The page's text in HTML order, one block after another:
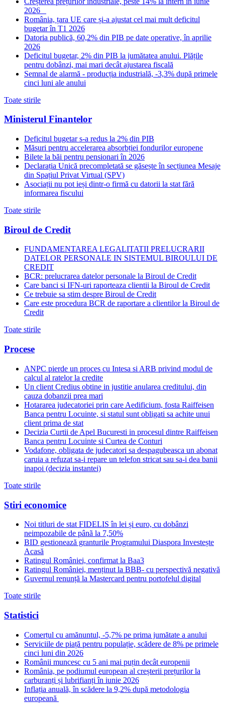
2026
România, țara UE care și-a ajustat cel mai mult deficitul
bugetar în T1 2026
Datoria publică, 60,2% din PIB pe date operative, în aprilie
2026
Deficitul bugetar, 2% din PIB la jumătatea anului. Plățile
pentru dobânzi, mai mari decât ajustarea fiscală
Semnal de alarmă - producția industrială, -3,3% după primele
cinci luni ale anului
Toate stirile
Ministerul Finantelor
Deficitul bugetar s-a redus la 2% din PIB
Măsuri pentru accelerarea absorbției fondurilor europene
Bilete la băi pentru pensionari în 2026
Declarația Unică precompletată se găsește în secțiunea Mesaje
din Spațiul Privat Virtual (SPV)
Asociații nu pot ieși dintr-o firmă cu datorii la stat fără
informarea fiscului
Toate stirile
Biroul de Credit
FUNDAMENTAREA LEGALITATII PRELUCRARII
DATELOR PERSONALE IN SISTEMUL BIROULUI DE
CREDIT
BCR: prelucrarea datelor personale la Biroul de Credit
Care banci si IFN-uri raporteaza clientii la Biroul de Credit
Ce trebuie sa stim despre Biroul de Credit
Care este procedura BCR de raportare a clientilor la Biroul de
Credit
Toate stirile
Procese
ANPC pierde un proces cu Intesa si ARB privind modul de
calcul al ratelor la credite
Un client Credius obtine in justitie anularea creditului, din
cauza dobanzii prea mari
Hotararea judecatoriei prin care Aedificium, fosta Raiffeisen
Banca pentru Locuinte, si statul sunt obligati sa achite unui
client prima de stat
Decizia Curtii de Apel Bucuresti in procesul dintre Raiffeisen
Banca pentru Locuinte si Curtea de Conturi
Vodafone, obligata de judecatori sa despagubeasca un abonat
caruia a refuzat sa-i repare un telefon stricat sau sa-i dea banii
inapoi (decizia instantei)
Toate stirile
Stiri economice
Noi titluri de stat FIDELIS în lei și euro, cu dobânzi
neimpozabile de pânã la 7,50%
BID gestionează granturile Programului Diaspora Investește
Acasă
Ratingul României, confirmat la Baa3
Ratingul României, menținut la BBB- cu perspectivă negativă
Guvernul renunță la Mastercard pentru portofelul digital
Toate stirile
Statistici
Comerțul cu amănuntul, -5,7% pe prima jumătate a anului
Serviciile de piață pentru populație, scădere de 8% pe primele
cinci luni din 2026
Românii muncesc cu 5 ani mai puțin decât europenii
România, pe podiumul european al creșterii prețurilor la
carburanți și lubrifianți în iunie 2026
Inflația anuală, în scădere la 9,2% după metodologia
europeană